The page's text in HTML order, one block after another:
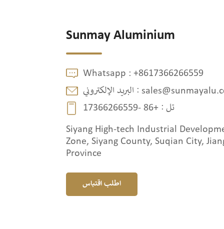
Sunmay Aluminium
Whatsapp : +8617366266559
البريد الإلكتروني :
تل :+86 -17366266559
Siyang High-tech Industrial
Zone, Siyang County, Suqian City,
Province
اطلب اقتباس